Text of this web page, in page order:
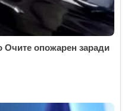
Очите опожарен заради